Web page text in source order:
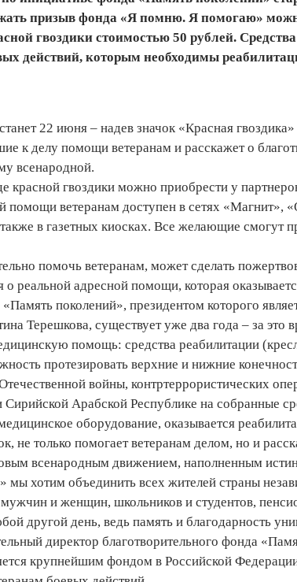
призыв фонда «Я помню. Я помогаю»
гвоздики стоимостью 50 рублей.
действий, которым необходимы
22 июня – надев значок «Красная
к делу помощи ветеранам и расскажет о
всенародной.
красной гвоздики можно приобрести у
помощи ветеранам доступен в сетях «Магнит»,
в газетных киосках. Все желающие смогут
помочь ветеранам, может сделать
реальной адресной помощи, которая
поколений», президентом которого
Терешкова, существует уже два года – за это
помощь: средства реабилитации
протезировать верхние и нижние
войны, контртеррористических
Сирийской Арабской Республике на собранные
оборудование, оказывается
не только помогает ветеранам делом, но и
всенародным движением, наполненным
мы хотим объединить всех жителей страны
и женщин, школьников и студентов,
другой день, ведь память и благодарность
директор благотворительного фонда
крупнейшим фондом в Российской